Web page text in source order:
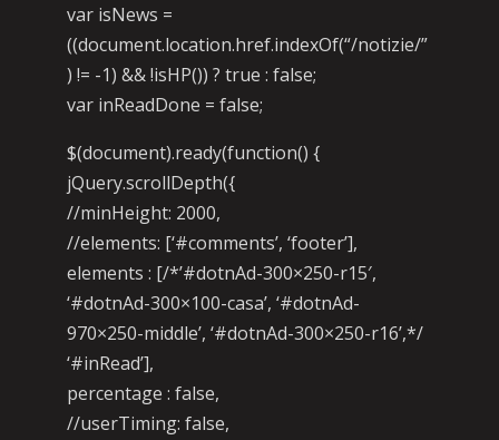
var isNews =
((document.location.href.indexOf(“/notizie/”
) != -1) && !isHP()) ? true : false;
var inReadDone = false;
$(document).ready(function() {
jQuery.scrollDepth({
//minHeight: 2000,
//elements: [‘#comments’, ‘footer’],
elements : [/*’#dotnAd-300×250-r15′,
‘#dotnAd-300×100-casa’, ‘#dotnAd-
970×250-middle’, ‘#dotnAd-300×250-r16’,*/
‘#inRead’],
percentage : false,
//userTiming: false,